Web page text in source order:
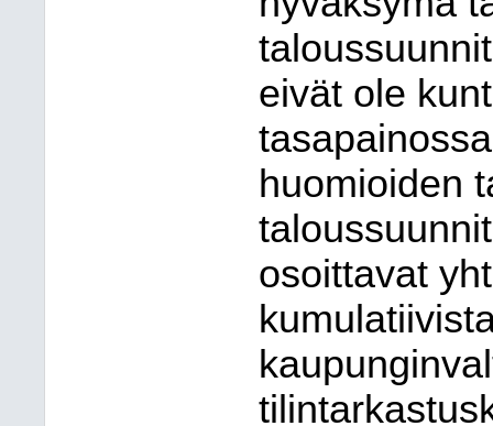
eivät ole
huomioiden
osoittavat